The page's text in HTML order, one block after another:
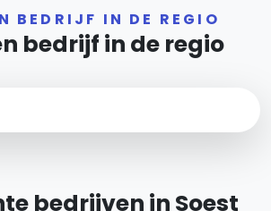
BEDRIJF IN DE REGIO
bedrijf in de regio
bedrijven in Soest